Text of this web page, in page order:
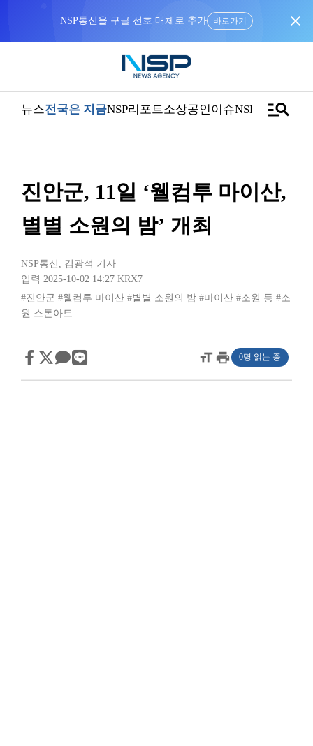
바로가기 close
뉴스전국은 지금NSP리포트소상공인이슈NSPTVmanage_search
진안군, 11일 ‘웰컴투 마이산,
별별 소원의 밤’ 개최
NSP통신 , 김광석 기자
입력 2025-10-02 14:27 KRX7
#진안군 #웰컴투 마이산 #별별 소원의 밤 #마이산 #소원 등 #소
원 스톤아트
format_sizeprint 0명 읽는 중